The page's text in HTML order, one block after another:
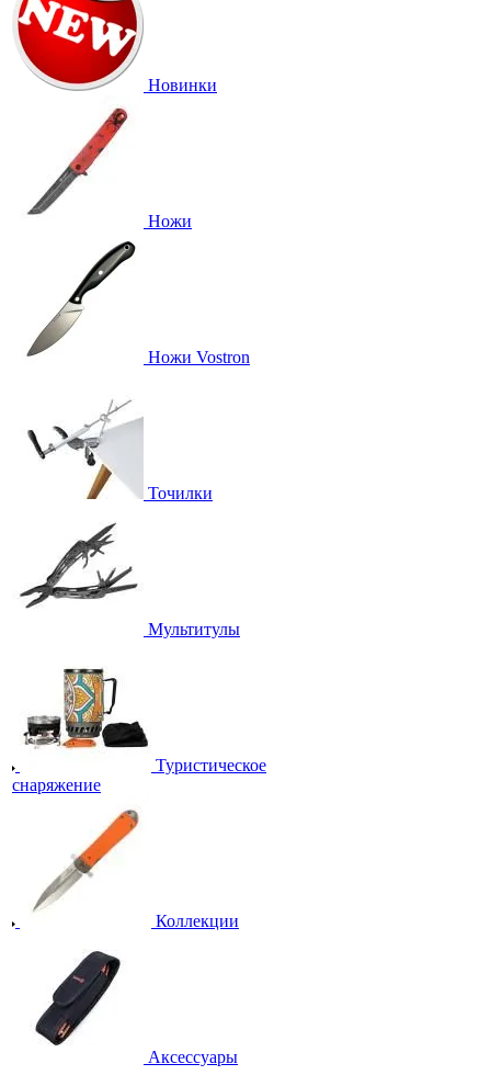
Новинки
Ножи
Ножи Vostron
Точилки
Мультитулы
Туристическое
снаряжение
Коллекции
Аксессуары